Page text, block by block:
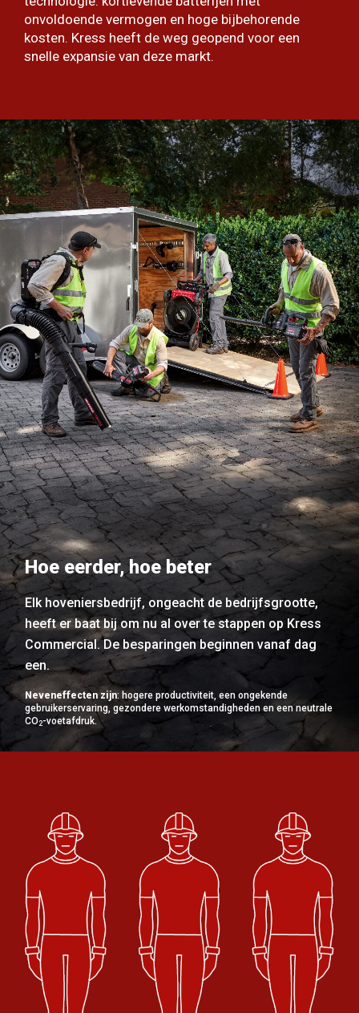
onvoldoende vermogen en hoge bijbehorende
kosten. Kress heeft de weg geopend voor een
snelle expansie van deze markt.
Hoe eerder, hoe beter
Elk hoveniersbedrijf, ongeacht de bedrijfsgrootte,
heeft er baat bij om nu al over te stappen op Kress
Commercial. De besparingen beginnen vanaf dag
een.
Neveneffecten zijn: hogere productiviteit, een ongekende
gebruikerservaring, gezondere werkomstandigheden en een neutrale
CO2-voetafdruk.